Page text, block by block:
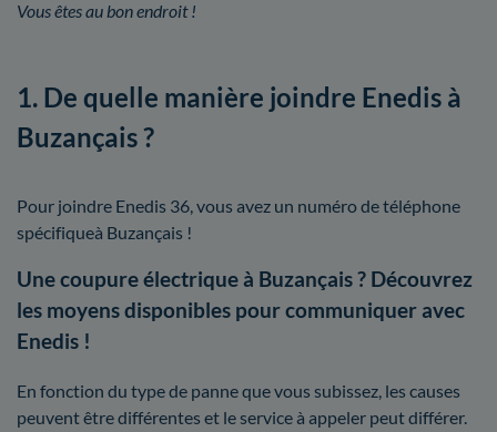
Vous êtes au bon endroit !
1. De quelle manière joindre Enedis à
Buzançais ?
Pour joindre Enedis 36, vous avez un numéro de téléphone
spécifiqueà Buzançais !
Une coupure électrique à Buzançais ? Découvrez
les moyens disponibles pour communiquer avec
Enedis !
En fonction du type de panne que vous subissez, les causes
peuvent être différentes et le service à appeler peut différer.